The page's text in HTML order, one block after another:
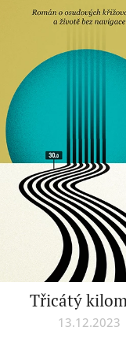
Třicátý
13.12.2023